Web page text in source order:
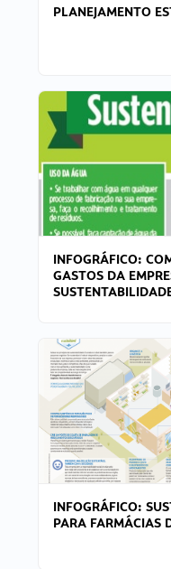
PLANEJAMENTO
INFOGRÁFICO:
GASTOS DA
INFOGRÁFICO:
PARA FARMÁCIAS